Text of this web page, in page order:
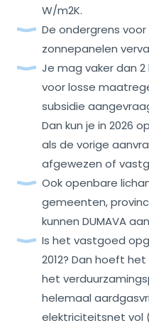
W/m2K.
De ondergrens
zonnepanelen
Je mag vaker dan
voor losse
subsidie
Dan kun je in 2026
als de vorige
afgewezen of
Ook openbare
gemeenten,
kunnen DUMAVA
Is het vastgoed
2012? Dan hoeft
het
helemaal
elektriciteitsnet vol